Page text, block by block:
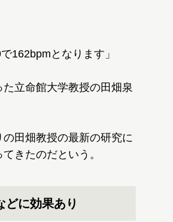
162bpmとなります」
立命館大学教授の田畑泉
の田畑教授の最新の研究に
きたのだという。
どに効果あり